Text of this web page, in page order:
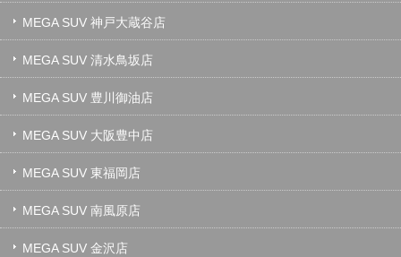
MEGA SUV 神戸大蔵谷店
MEGA SUV 清水鳥坂店
MEGA SUV 豊川御油店
MEGA SUV 大阪豊中店
MEGA SUV 東福岡店
MEGA SUV 南風原店
MEGA SUV 金沢店